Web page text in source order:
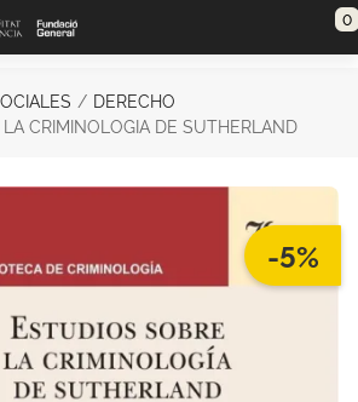
0
DERECHO
CRIMINOLOGIA DE SUTHERLAND
-5%